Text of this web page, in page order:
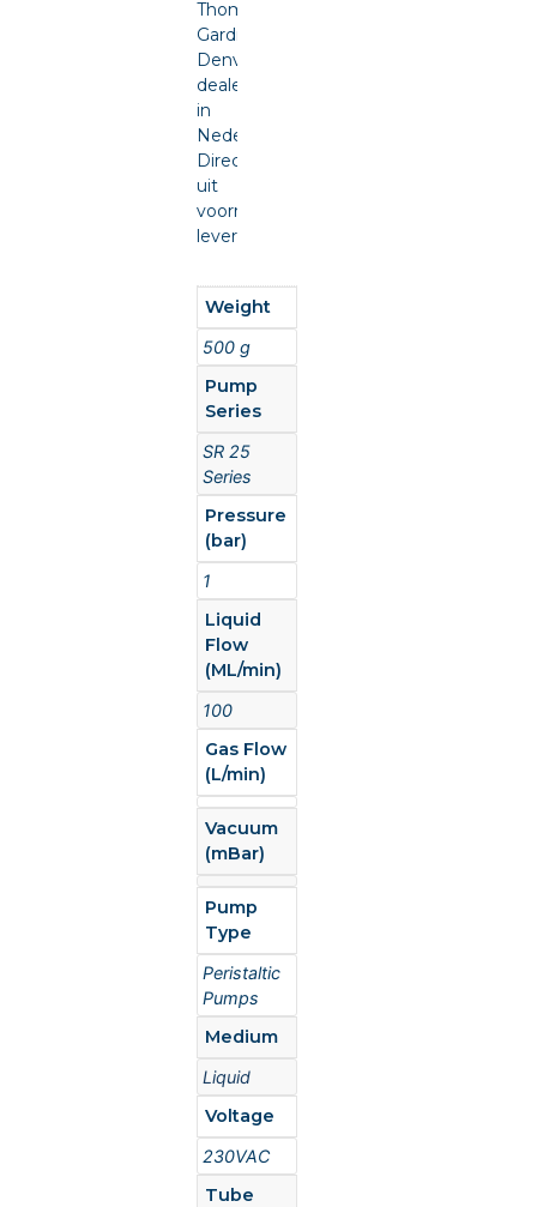
Thomas
Gardner
Denver
dealer
in
Nederland.
Direct
uit
voorraad
leverbaar.
Weight
500 g
Pump
Series
SR 25
Series
Pressure
(bar)
1
Liquid
Flow
(ML/min)
100
Gas Flow
(L/min)
Vacuum
(mBar)
Pump
Type
Peristaltic
Pumps
Medium
Liquid
Voltage
230VAC
Tube